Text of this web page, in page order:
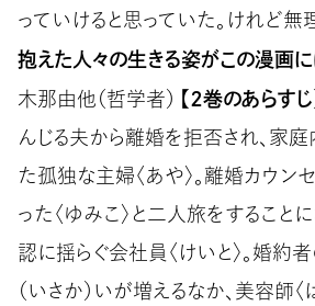
っていけると思っていた。けれど無
抱えた人々の生きる姿がこの漫画に
木那由他（哲学者） 【２巻のあらすじ
んじる夫から離婚を拒否され、家
た孤独な主婦〈あや〉。離婚カウン
った〈ゆみこ〉と二人旅をすること
認に揺らぐ会社員〈けいと〉。婚約
（いさか）いが増えるなか、美容師